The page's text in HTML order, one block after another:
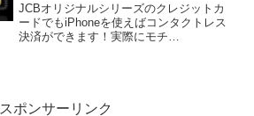
JCBオリジナルシリーズのクレジットカ
ードでもiPhoneを使えばコンタクトレス
決済ができます！実際にモチ
スポンサーリンク